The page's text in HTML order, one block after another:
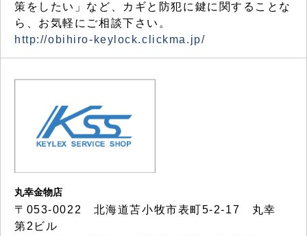
策をしたい」など、カギと防犯に鍵に関することな
ら、お気軽にご相談下さい。
http://obihiro-keylock.clickma.jp/
丸幸金物店
〒053-0022 北海道苫小牧市表町5-2-17 丸幸
第2ビル